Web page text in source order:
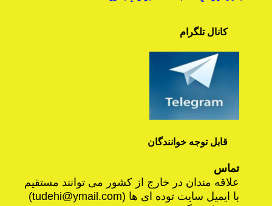
کانال تلگرام
قابل توجه خوانندگان
تماس
علاقه مندان در خارج از کشور می توانند مستقیم
با ایمیل سایت توده ای ها (tudehi@ymail.com
)